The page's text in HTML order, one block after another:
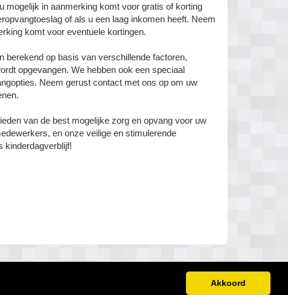
Akkoord
mogelijk in aanmerking komt voor gratis of korting
of als u een laag inkomen heeft. Neem
komt voor eventuele kortingen.
berekend op basis van verschillende factoren,
opgevangen. We hebben ook een speciaal
Neem gerust contact met ons op om uw
van de best mogelijke zorg en opvang voor uw
en onze veilige en stimulerende
kinderdagverblijf!
Disclaimer